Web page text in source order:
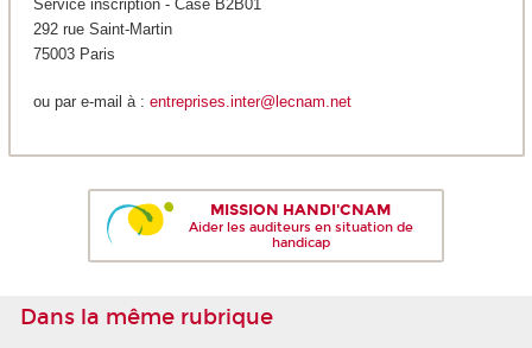
Service inscription - Case B2B01
292 rue Saint-Martin
75003 Paris
ou par e-mail à : entreprises.inter@lecnam.net
MISSION HANDI'CNAM
Aider les auditeurs en situation de
handicap
Dans la même rubrique